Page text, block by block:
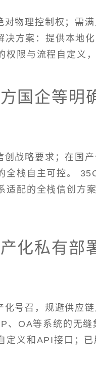
物理控制权；需
方案：提供本地
限与流程自定义
国企等明
战略要求；在国
全栈自主可控。
适配的全栈信创方
化私有部
号召，规避供应
、OA等系统的无
义和API接口；已